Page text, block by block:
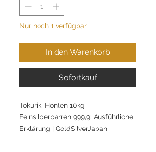
Nur noch 1 verfügbar
In den Warenkorb
Sofortkauf
Tokuriki Honten 10kg
Feinsilberbarren 999,9: Ausführliche
Erklärung | GoldSilverJapan